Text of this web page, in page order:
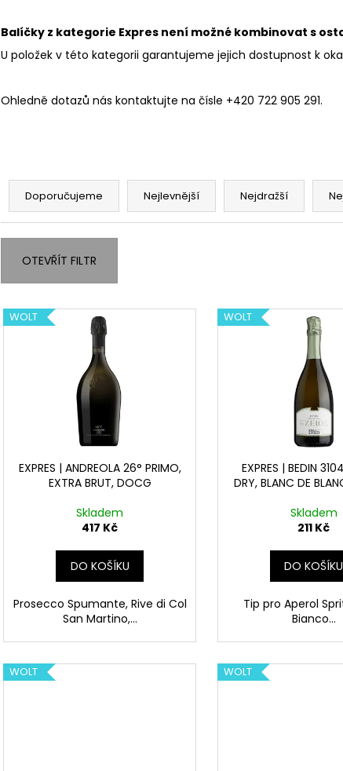
Balíčky z kategorie Expres není možné kombinovat s
U položek v této kategorii garantujeme jejich dostupnost k
Ohledně dotazů nás kontaktujte na čísle +420 722 905 291.
Ř
z
e
í
r
Doporučujeme Nejlevnější Nejdražší
OTEVŘÍT FILTR
V
ýWOLT
EXPRES | ANDREOLA 26° PRIMO,
EXTRA BRUT, DOCG
Skladem
417 Kč
DO KOŠÍKU
Prosecco Spumante, Rive di Col
San Martino,...
WOLT
EXPRES | BEDIN
DRY, BLANC DE
Skladem
211 Kč
DO KOŠÍKU
Tip pro Aperol
Bianco...
WOLT WOLT
306 Kč
145 Kč